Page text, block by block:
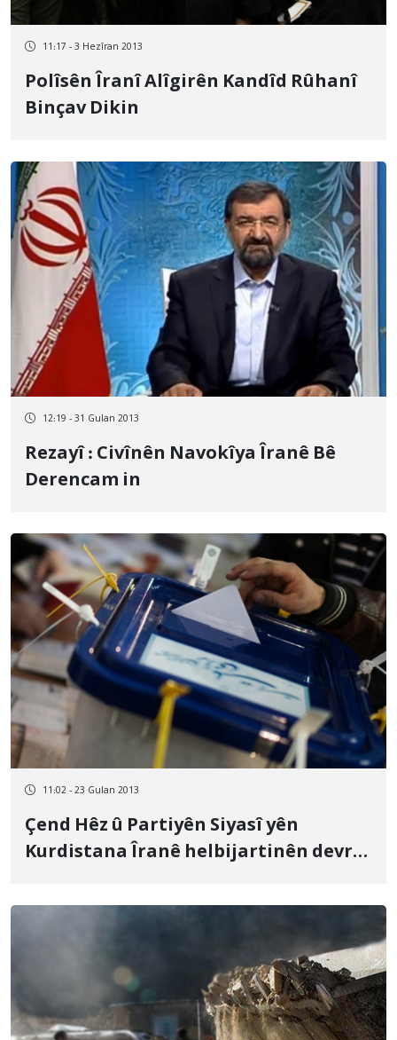
11:17 - 3 Hezîran 2013
Polîsên Îranî Alîgirên Kandîd Rûhanî
Binçav Dikin
12:19 - 31 Gulan 2013
Rezayî : Civînên Navokîya Îranê Bê
Derencam in
11:02 - 23 Gulan 2013
Çend Hêz û Partiyên Siyasî yên
Kurdistana Îranê helbijartinên devra
kirin